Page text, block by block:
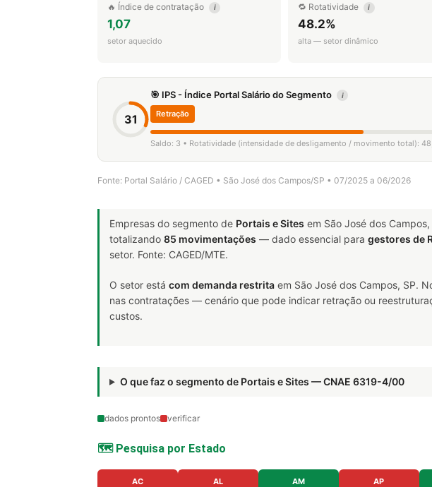
🔥 Índice de contratação i
1,07
setor aquecido
🔁 Rotatividade i
48.2%
alta — setor dinâmico
31
🎯 IPS - Índice Portal Salário do Segmento i
Retração
Saldo: 3 • Rotatividade (intensidade de desligamento / movimento total):
Fonte: Portal Salário / CAGED • São José dos Campos/SP • 07/2025 a 06/2026
Empresas do segmento de Portais e Sites em São José dos
totalizando 85 movimentações — dado essencial para gestores de
setor. Fonte: CAGED/MTE.
O setor está com demanda restrita em São José dos Campos, SP.
nas contratações — cenário que pode indicar retração ou
custos.
O que faz o segmento de Portais e Sites — CNAE 6319-4/00
dados prontos verificar
🗺️ Pesquisa por Estado
AC AL AM AP